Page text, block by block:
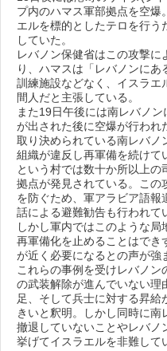
プ内のハマス軍部拠点を空爆
エルを標的としたテロを行
していた。
レバノン保健省はこの攻撃
り、ハマスは「レバノンに
訓練施設などなく、イスラエ
間人だと主張している。
また19日午後には南レバノ
が出された後に空爆が行われ
取り決められている南レバノ
組織が違反し再軍備を続けて
という村では数十か所以上の
拠点が発見されている。この
を防ぐため、軍アラビア語報
話による避難勧告も行われて
しかし軍内ではこのような
再軍備化を止めることはでき
が近く必要になるとの声が強
これらの事例を受けレバノ
の武装解除が進んでいない理
足、そして兵士に対する昇
きいと釈明。しかし同時に南
撤退していないことやレバノ
挙げてイスラエルを非難して